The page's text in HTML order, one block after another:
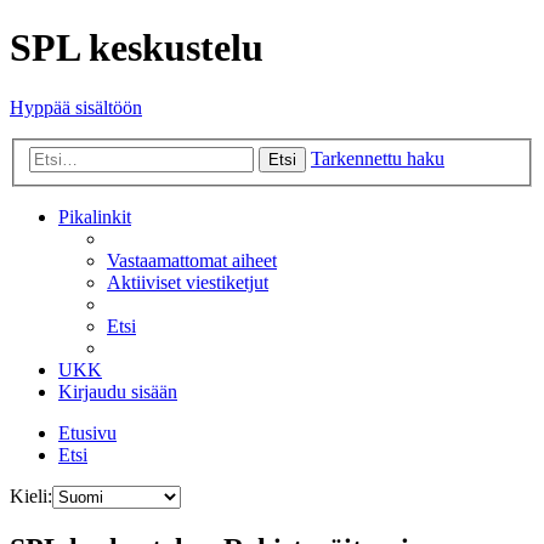
SPL keskustelu
Hyppää sisältöön
Etsi Tarkennettu haku
Pikalinkit
Vastaamattomat aiheet
Aktiiviset viestiketjut
Etsi
UKK
Kirjaudu sisään
Etusivu
Etsi
Kieli: